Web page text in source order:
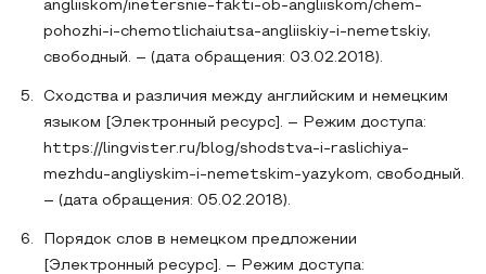
angliiskom/inetersnie-fakti-ob-angliiskom/chem-
pohozhi-i-chemotlichaiutsa-angliiskiy-i-nemetskiy,
свободный. – (дата обращения: 03.02.2018).
Сходства и различия между английским и немецким
языком [Электронный ресурс]. – Режим доступа:
https://lingvister.ru/blog/shodstva-i-raslichiya-
mezhdu-angliyskim-i-nemetskim-yazykom, свободный.
– (дата обращения: 05.02.2018).
Порядок слов в немецком предложении
[Электронный ресурс]. – Режим доступа: